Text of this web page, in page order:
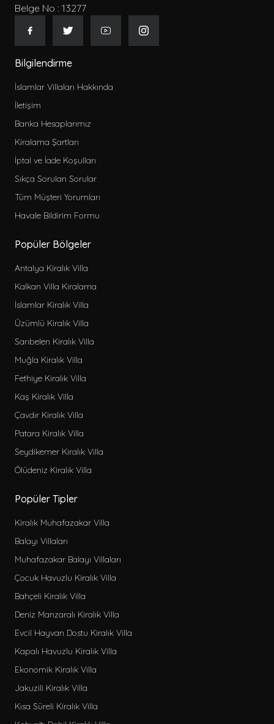
Belge No : 13277
Bilgilendirme
İslamlar Villaları Hakkında
İletişim
Banka Hesaplarımız
Kiralama Şartları
İptal ve İade Koşulları
Sıkça Sorulan Sorular
Tüm Müşteri Yorumları
Havale Bildirim Formu
Popüler Bölgeler
Antalya Kiralık Villa
Kalkan Villa Kiralama
İslamlar Kiralık Villa
Üzümlü Kiralık Villa
Sarıbelen Kiralık Villa
Muğla Kiralık Villa
Fethiye Kiralık Villa
Kaş Kiralık Villa
Çavdır Kiralık Villa
Patara Kiralık Villa
Seydikemer Kiralık Villa
Ölüdeniz Kiralık Villa
Popüler Tipler
Kiralık Muhafazakar Villa
Balayı Villaları
Muhafazakar Balayı Villaları
Çocuk Havuzlu Kiralık Villa
Bahçeli Kiralık Villa
Deniz Manzaralı Kiralık Villa
Evcil Hayvan Dostu Kiralık Villa
Kapalı Havuzlu Kiralık Villa
Ekonomik Kiralık Villa
Jakuzili Kiralık Villa
Kısa Süreli Kiralık Villa